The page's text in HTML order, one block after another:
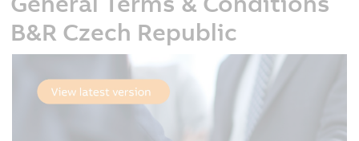
B&R Czech Republic